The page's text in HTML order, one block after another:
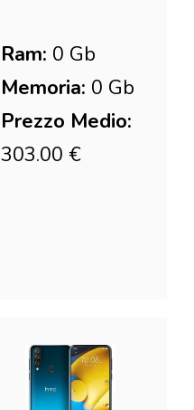
Ram: 0 Gb
Memoria: 0 Gb
Prezzo Medio:
303.00 €